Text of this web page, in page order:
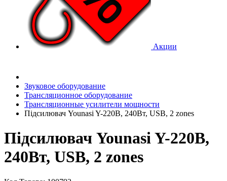
Акции
Звуковое оборудование
Трансляционное оборудование
Трансляционные усилители мощности
Підсилювач Younasi Y-220B, 240Вт, USB, 2 zones
Підсилювач Younasi Y-220B,
240Вт, USB, 2 zones